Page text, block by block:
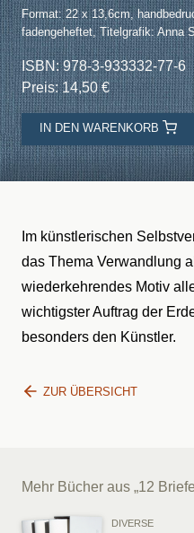
Format: 22 x 13,6cm,
fadengeheftet, Titelgrafik: Anna
ISBN: 978-3-933332-77-6
Preis: 14,50 €
IN DEN WARENKORB
Im künstlerischen
das Thema Verwandlung
wiederkehrendes Motiv
wichtigster Auftrag der
besonders den Künstler.
ZUR ÜBERSICHT
Mehr Bücher aus „12
DIVERSE